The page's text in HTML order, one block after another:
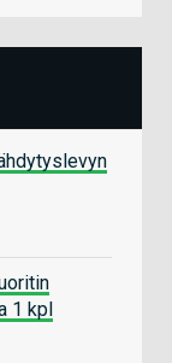
1 kpl